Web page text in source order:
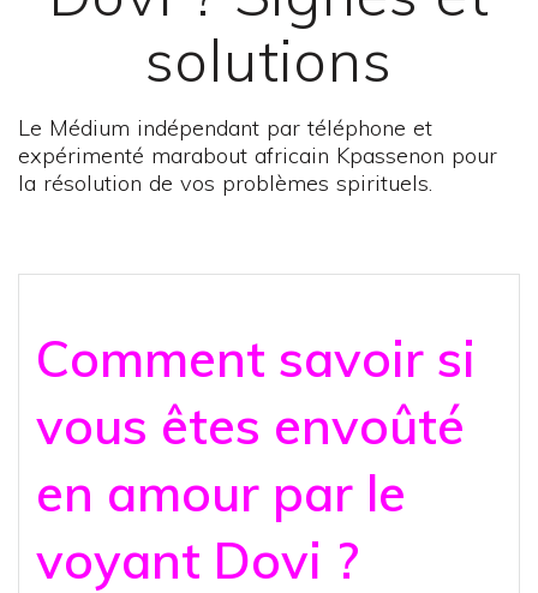
solutions
Le Médium indépendant par téléphone et
expérimenté marabout africain Kpassenon pour
la résolution de vos problèmes spirituels.
Comment savoir si
vous êtes envoûté
en amour par le
voyant Dovi ?